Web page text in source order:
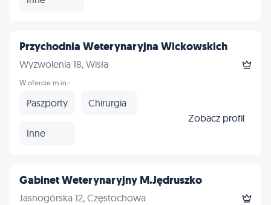
Przychodnia Weterynaryjna Wickowskich
Wyzwolenia 18, Wisła
W ofercie m.in.:
Paszporty Chirurgia
Inne
Zobacz profil
Gabinet Weterynaryjny M.Jędruszko
Jasnogórska 12, Częstochowa